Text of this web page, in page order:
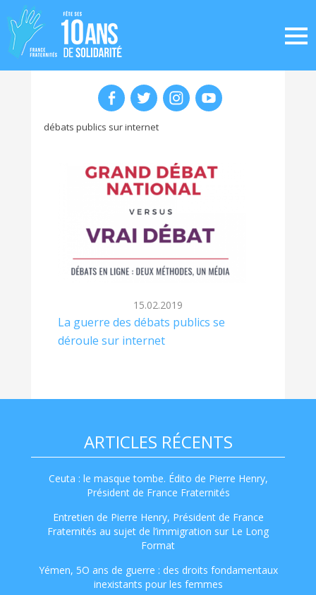
débats publics sur internet
15.02.2019
La guerre des débats publics se
déroule sur internet
ARTICLES RÉCENTS
Ceuta : le masque tombe. Édito de Pierre Henry,
Président de France Fraternités
Entretien de Pierre Henry, Président de France
Fraternités au sujet de l’immigration sur Le Long
Format
Yémen, 5O ans de guerre : des droits fondamentaux
inexistants pour les femmes